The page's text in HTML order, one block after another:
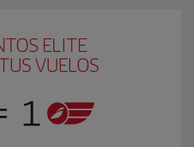
ELITE
VUELOS